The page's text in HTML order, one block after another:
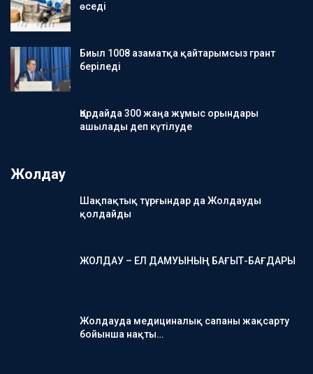
өседі
Биыл 1008 азаматқа қайтарымсыз грант
беріледі
Қордайда 300 жаңа жұмыс орындары
ашылады деп күтілуде
Жолдау
Шақпақтық тұрғындар да Жолдауды
қолдайды
ЖОЛДАУ – ЕЛ ДАМУЫНЫҢ БАҒЫТ-БАҒДАРЫ
Жолдауда медициналық сапаны жақсарту
бойынша нақты…